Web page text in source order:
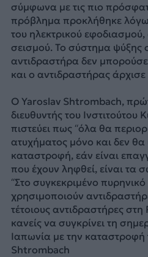
σύμφωνα με τις πιο
πρόβλημα προκλήθηκε
του ηλεκτρικού
σεισμού. Το σύστημα ψύξης
αντιδραστήρα δεν
και ο αντιδραστήρας άρχισε
Ο Yaroslav Shtrombach,
διευθυντής του
πιστεύει πως “όλα θα
ατυχήματος μόνο και δεν
καταστροφή, εάν είναι
που έχουν ληφθεί, είναι τα
“Στο συγκεκριμένο
χρησιμοποιούν
τέτοιους αντιδραστήρες
κανείς να συγκρίνει τη
Ιαπωνία με την καταστροφή
Shtrombach